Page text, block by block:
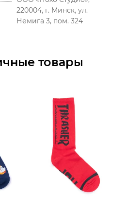
220004, г. Минск, ул.
Немига 3, пом. 324
товары